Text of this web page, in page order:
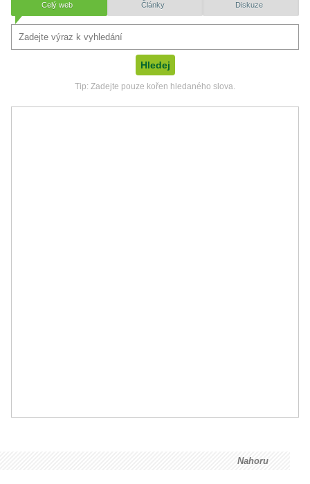
Celý web Články Diskuze
Tip: Zadejte pouze kořen hledaného slova.
Nahoru